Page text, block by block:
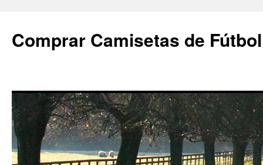
Comprar Camisetas de